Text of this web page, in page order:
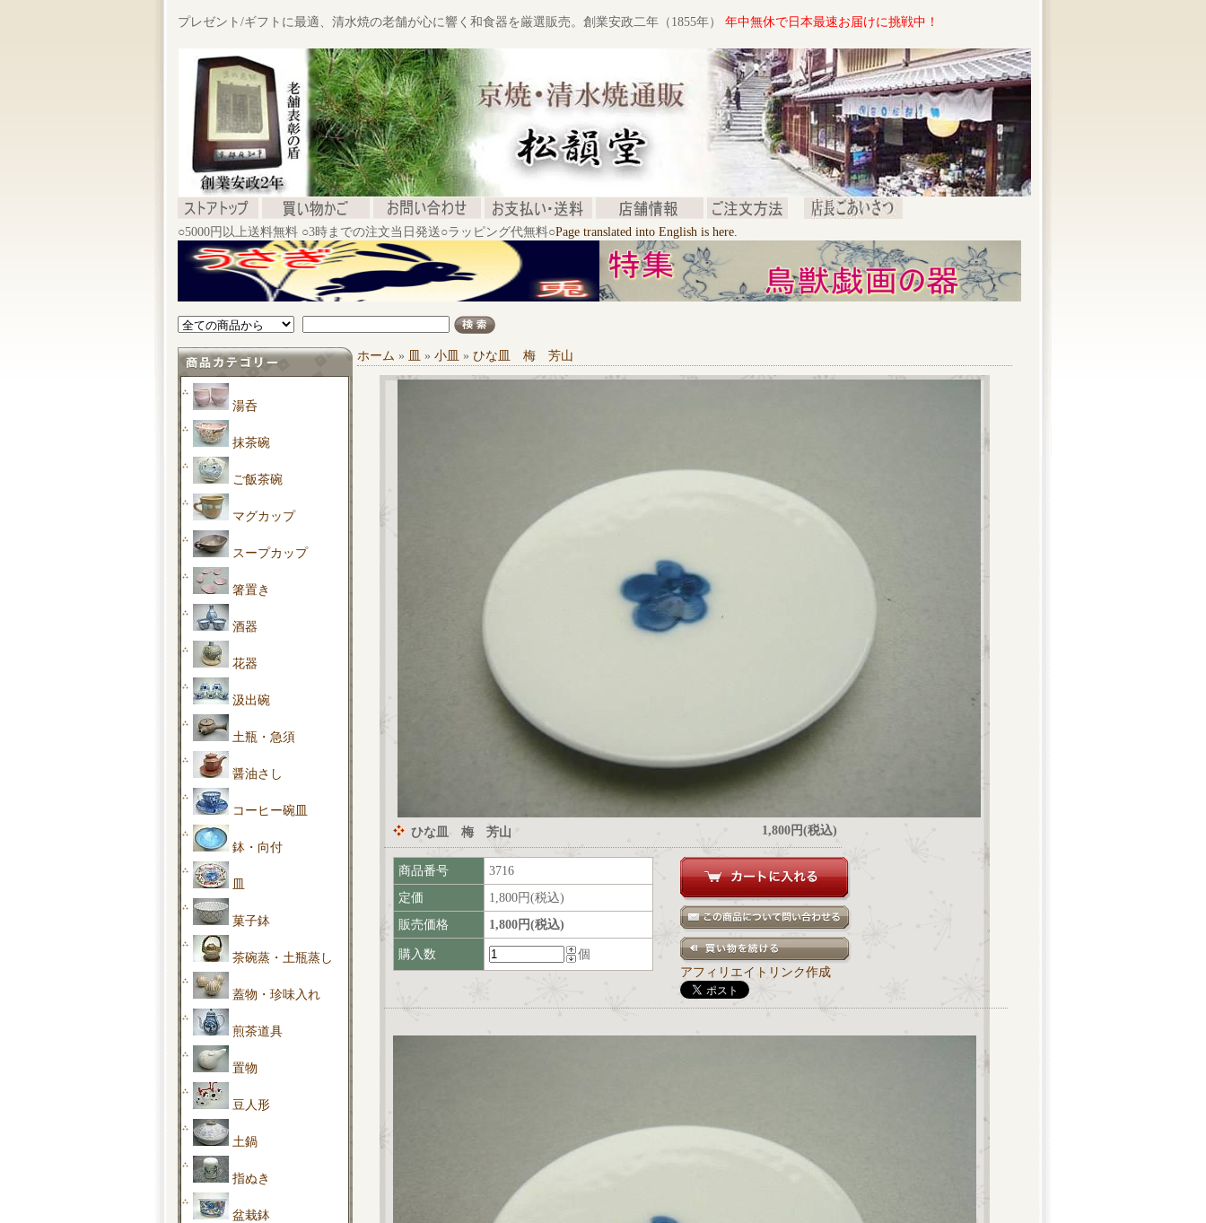
プレゼント/ギフトに最適、清水焼の老舗が心に響く和食器を厳選販売。創業安政二年（1855年） 年中無休で日本最速お届けに挑戦中！
○5000円以上送料無料 ○3時までの注文当日発送○ラッピング代無料○Page translated into English is here.
湯呑
抹茶碗
ご飯茶碗
マグカップ
スープカップ
箸置き
酒器
花器
汲出碗
土瓶・急須
醤油さし
コーヒー碗皿
鉢・向付
菓子鉢
茶碗蒸・土瓶蒸し
蓋物・珍味入れ
煎茶道具
置物
豆人形
土鍋
指ぬき
盆栽鉢
ホーム » » 小皿 » ひな皿 梅 芳山
ひな皿 梅 芳山 1,800円(税込)
商品番号
3716
定価
1,800円(税込)
販売価格
1,800円(税込)
購入数
個
アフィリエイトリンク作成